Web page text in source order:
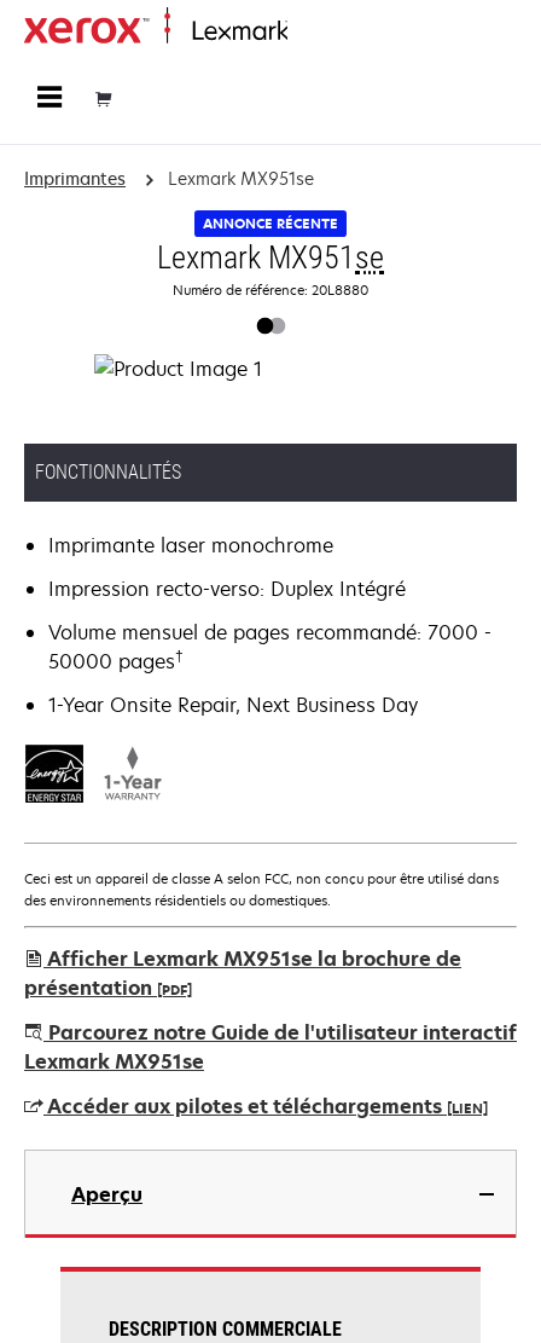
Imprimantes Lexmark MX951se
ANNONCE RÉCENTE
Lexmark MX951 se
Numéro de référence: 20L8880
FONCTIONNALITÉS
Imprimante laser monochrome
Impression recto-verso: Duplex Intégré
Volume mensuel de pages recommandé: 7000 -
50000 pages†
1-Year Onsite Repair, Next Business Day
Ceci est un appareil de classe A selon FCC, non conçu pour être utilisé dans
des environnements résidentiels ou domestiques.
Afficher Lexmark MX951se la brochure de
présentation [PDF]
s’ouvre
dans
nouvel
onglet
Parcourez notre Guide de l'utilisateur interactif
Lexmark MX951se
Accéder aux pilotes et téléchargements [LIEN]
s’ouvre
nouvel
onglet
Aperçu
DESCRIPTION COMMERCIALE